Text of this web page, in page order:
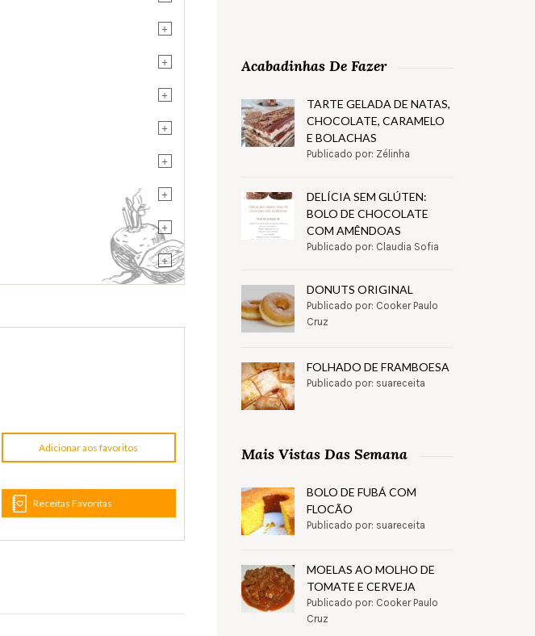
+
+
+
+
+
+
+
+
Adicionar aos favoritos
Receitas Favoritas
Acabadinhas De Fazer
TARTE GELADA DE NATAS,
CHOCOLATE, CARAMELO
E BOLACHAS
Publicado por: Zélinha
DELÍCIA SEM GLÚTEN:
BOLO DE CHOCOLATE
COM AMÊNDOAS
Publicado por: Claudia Sofia
DONUTS ORIGINAL
Publicado por: Cooker Paulo
Cruz
FOLHADO DE FRAMBOESA
Publicado por: suareceita
Mais Vistas Das Semana
BOLO DE FUBÁ COM
FLOCÃO
Publicado por: suareceita
MOELAS AO MOLHO DE
TOMATE E CERVEJA
Publicado por: Cooker Paulo
Cruz